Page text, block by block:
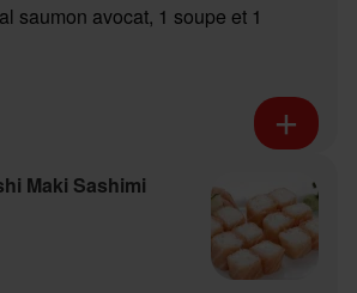
saumon avocat, 1 soupe et 1
Maki Sashimi